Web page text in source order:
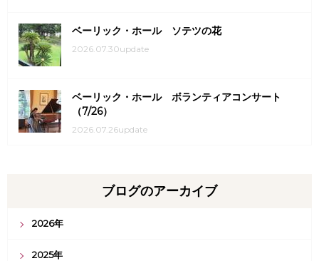
ベーリック・ホール ソテツの花
2026.07.30update
ベーリック・ホール ボランティアコンサート
（7/26）
2026.07.26update
ブログのアーカイブ
2026年
2025年